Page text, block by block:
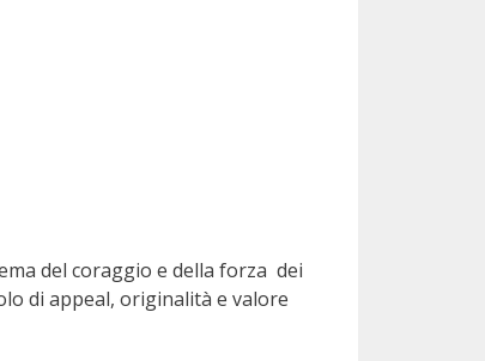
del coraggio e della forza dei
di appeal, originalità e valore